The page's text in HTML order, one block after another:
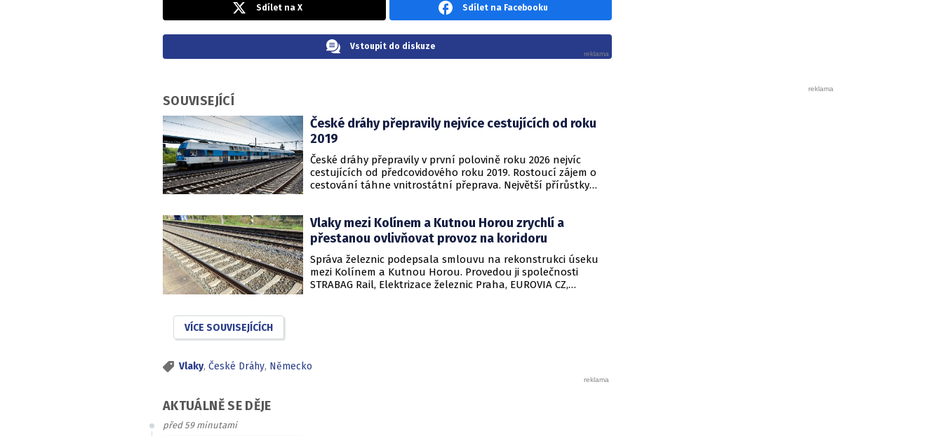
Sdílet na X Sdílet na Facebooku
Vstoupit do diskuze
SOUVISEJÍCÍ
České dráhy přepravily nejvíce cestujících od roku
2019
České dráhy přepravily v první polovině roku 2026 nejvíc
cestujících od předcovidového roku 2019. Rostoucí zájem o
cestování táhne vnitrostátní přeprava. Největší přírůstky
velkým konkurenčním potenciálem, především v porovnání s
individuálním motorismem.
Vlaky mezi Kolínem a Kutnou Horou zrychlí a
přestanou ovlivňovat provoz na koridoru
Správa železnic podepsala smlouvu na rekonstrukci úseku
mezi Kolínem a Kutnou Horou. Provedou ji společnosti
STRABAG Rail, Elektrizace železnic Praha, EUROVIA CZ,
VÍCE SOUVISEJÍCÍCH
Vlaky, České Dráhy, Německo
AKTUÁLNĚ SE DĚJE
před 59 minutami